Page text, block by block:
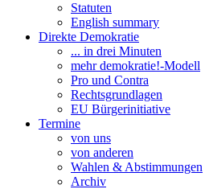
Statuten
English summary
Direkte Demokratie
... in drei Minuten
mehr demokratie!-Modell
Pro und Contra
Rechtsgrundlagen
EU Bürgerinitiative
Termine
von uns
von anderen
Wahlen & Abstimmungen
Archiv